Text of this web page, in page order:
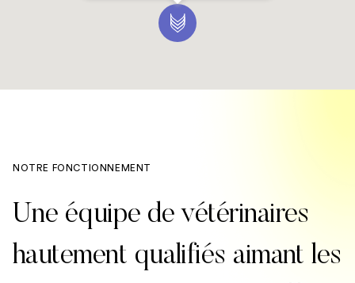
NOTRE FONCTIONNEMENT
Une équipe de vétérinaires
hautement qualifiés aimant les